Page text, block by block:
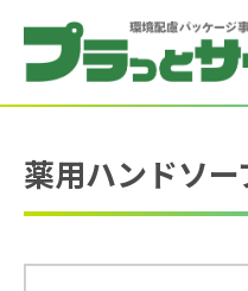
薬用ハンドソ